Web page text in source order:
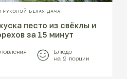
РУКОЛОЙ БЕЛАЯ ДАЧА
песто из свёклы и
за 15 минут
Блюдо
на 2 порции